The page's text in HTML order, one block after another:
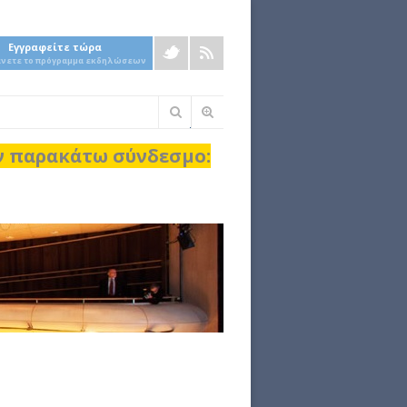
Εγγραφείτε τώρα
το πρόγραμμα εκδηλώσεων
Φόρμα
αναζήτησης
παρακάτω σύνδεσμο: